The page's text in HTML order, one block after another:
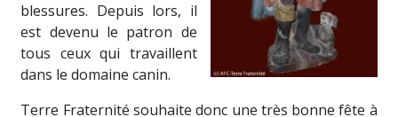
blessures. Depuis lors, il
est devenu le patron de
tous ceux qui travaillent
dans le domaine canin.
Terre Fraternité souhaite donc une très bonne fête à